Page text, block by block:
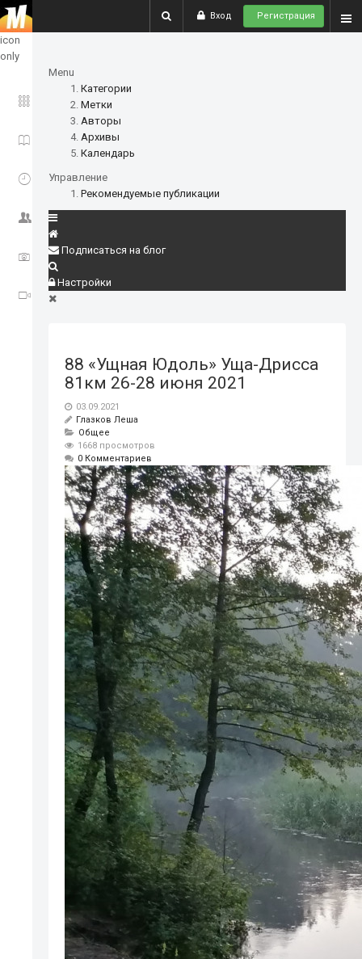
Вход Регистрация
show
icon
only
ГЛАВНОЕ
ИСТОРИИ
СОБЫТИЯ
СООБЩЕСТВО
ФОТО
ВИДЕО
Menu
Категории
Метки
Авторы
Архивы
Календарь
Управление
Рекомендуемые публикации
Подписаться на блог
Настройки
88 «Ущная Юдоль» Уща-Дрисса
81км 26-28 июня 2021
03.09.2021
Глазков Леша
Общее
1668 просмотров
0 Комментариев